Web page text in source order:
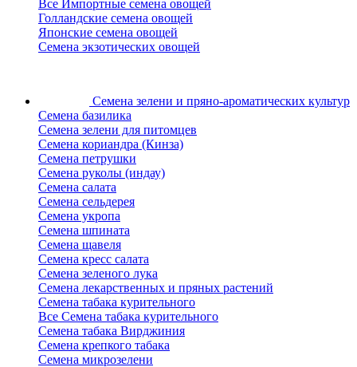
Все Импортные семена овощей
Голландские семена овощей
Японские семена овощей
Семена экзотических овощей
Семена зелени и пряно-ароматических культур
Семена базилика
Семена зелени для питомцев
Семена кориандра (Кинза)
Семена петрушки
Семена руколы (индау)
Семена салата
Семена сельдерея
Семена укропа
Семена шпината
Семена щавеля
Семена кресс салата
Семена зеленого лука
Семена лекарственных и пряных растений
Семена табака курительного
Все Семена табака курительного
Семена табака Вирджиния
Семена крепкого табака
Семена микрозелени